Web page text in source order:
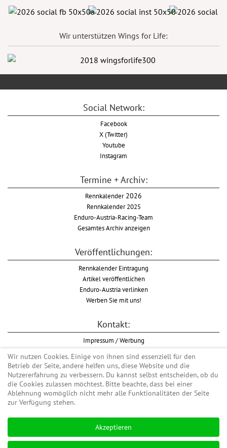
Wir unterstützen Wings for Life:
Social Network:
Facebook
X (Twitter)
Youtube
Instagram
Termine + Archiv:
Rennkalender2026
Rennkalender 2025
Enduro-Austria-Racing-Team
Gesamtes Archiv anzeigen
Veröffentlichungen:
Rennkalender Eintragung
Artikel veröffentlichen
Enduro-Austria verlinken
Werben Sie mit uns!
Kontakt:
Impressum / Werbung
Datenschutzinformation
Informationspflicht WKO
AGB
#enduroaustria, #wirlebenenduro #enduroaustriaracingteam
Enduro-Austria, Enduro, Endurosport, Endurocross, Endurotraining, Endurotouren,
Wir nutzen Cookies. Einige von ihnen sind essenziell für den
Betrieb der Seite, andere helfen uns, diese Website und die
Nutzererfahrung zu verbessern. Du kannst selbst entscheiden, ob du
die Cookies zulassen möchtest. Bitte beachte, dass bei einer
Ablehnung womöglich nicht mehr alle Funktionalitäten der Seite
zur Verfügung stehen.
Akzeptieren